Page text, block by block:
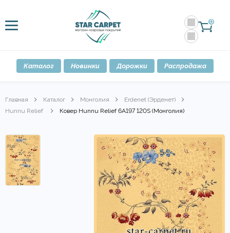
0
Каталог Новинки Дорожки Распродажа
Главная Каталог Монголия
Erdenet (Эрденет)
Hunnu Relief
Ковер Hunnu Relief 6A197 120S (Монголия)